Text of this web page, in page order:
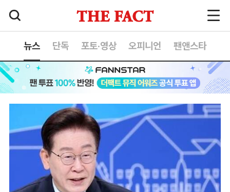
뉴스 단독 포토·영상 오피니언 팬앤스타